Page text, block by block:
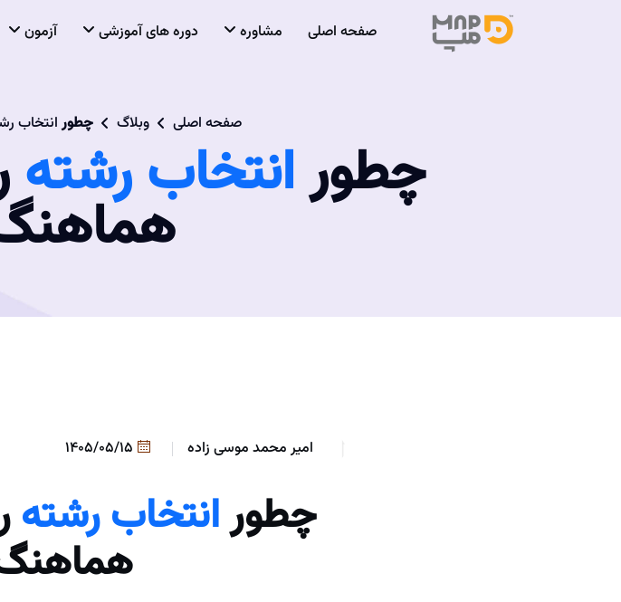
صفحه اصلی مشاوره دوره های آموزشی آزمون
صفحه اصلی وبلاگ چطورانتخاب
چطورانتخاب رشته
امیر محمد موسی زاده
چطورانتخاب رشته